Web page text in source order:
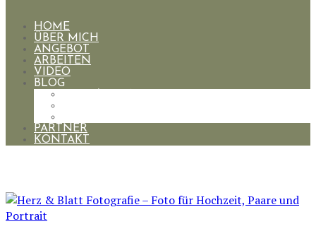
HOME
ÜBER MICH
ANGEBOT
ARBEITEN
VIDEO
BLOG
PARTNER
KONTAKT